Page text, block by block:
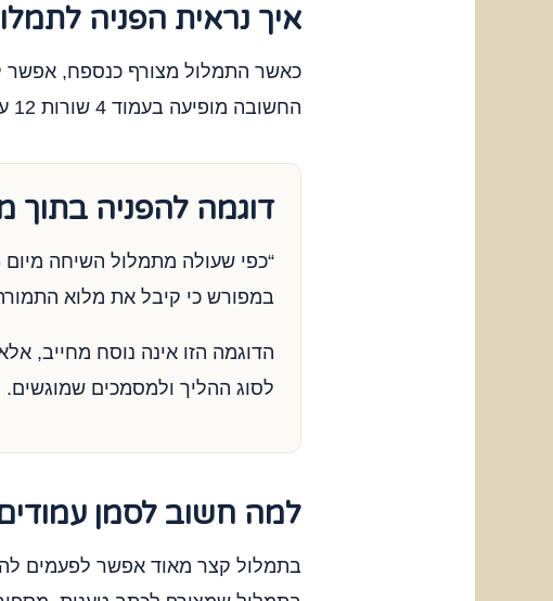
איך נראית הפניה
החשובה מופיעה בעמוד 4 שורות 12 עד 16, ניתן לכתוב במסגרת כתב הטענות ניסוח בסגנון הבא:
דוגמה להפניה
במפורש כי קיבל את מלוא
הדוגמה הזו אינה נוסח מחייב,
לסוג ההליך ולמסמכים שמוגשים.
למה חשוב לסמן
בתמלול קצר מאוד אפשר לפעמים